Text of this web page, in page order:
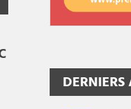
DERNIERS